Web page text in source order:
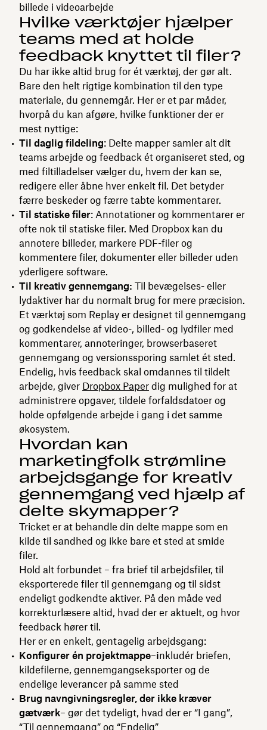
billede i videoarbejde
Hvilke værktøjer hjælper
teams med at holde
feedback knyttet til filer?
Du har ikke altid brug for ét værktøj, der gør alt.
Bare den helt rigtige kombination til den type
materiale, du gennemgår. Her er et par måder,
hvorpå du kan afgøre, hvilke funktioner der er
mest nyttige:
Til daglig fildeling: Delte mapper samler alt dit
teams arbejde og feedback ét organiseret sted, og
med filtilladelser vælger du, hvem der kan se,
redigere eller åbne hver enkelt fil. Det betyder
færre beskeder og færre tabte kommentarer.
Til statiske filer: Annotationer og kommentarer er
ofte nok til statiske filer. Med Dropbox kan du
annotere billeder, markere PDF-filer og
kommentere filer, dokumenter eller billeder uden
yderligere software.
Til kreativ gennemgang: Til bevægelses- eller
lydaktiver har du normalt brug for mere præcision.
Et værktøj som Replay er designet til gennemgang
og godkendelse af video-, billed- og lydfiler med
kommentarer, annoteringer, browserbaseret
gennemgang og versionssporing samlet ét sted.
Endelig, hvis feedback skal omdannes til tildelt
arbejde, giver Dropbox Paper dig mulighed for at
administrere opgaver, tildele forfaldsdatoer og
holde opfølgende arbejde i gang i det samme
økosystem.
Hvordan kan
marketingfolk strømline
arbejdsgange for kreativ
gennemgang ved hjælp af
delte skymapper?
Tricket er at behandle din delte mappe som en
kilde til sandhed og ikke bare et sted at smide
filer.
Hold alt forbundet – fra brief til arbejdsfiler, til
eksporterede filer til gennemgang og til sidst
endeligt godkendte aktiver. På den måde ved
korrekturlæsere altid, hvad der er aktuelt, og hvor
feedback hører til.
Her er en enkelt, gentagelig arbejdsgang:
Konfigurer én projektmappe–inkludér briefen,
kildefilerne, gennemgangseksporter og de
endelige leverancer på samme sted
Brug navngivningsregler, der ikke kræver
gætværk– gør det tydeligt, hvad der er “I gang”,
“Til gennemgang” og “Endelig”